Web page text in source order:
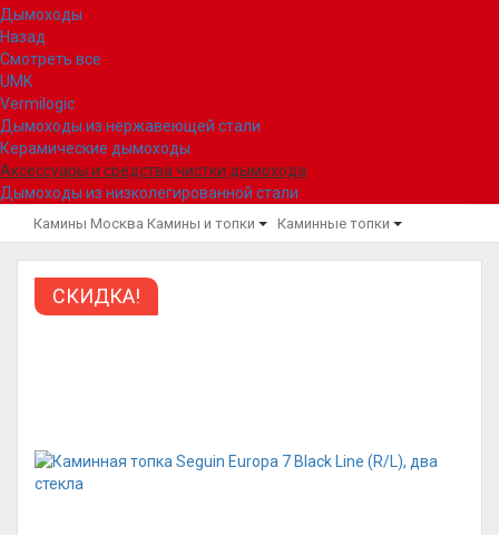
Дымоходы
Назад
Смотреть все
UMK
Vermilogic
Дымоходы из нержавеющей стали
Керамические дымоходы
Аксессуары и средства чистки дымохода
Дымоходы из низколегированной стали
Камины Москва Камины и топки Каминные топки
СКИДКА!